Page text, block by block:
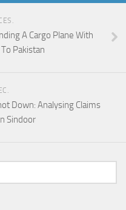
A Cargo Plane With
Pakistan
Down: Analysing Claims
Sindoor